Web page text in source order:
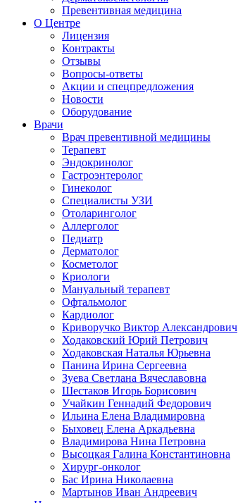
Превентивная медицина
О Центре
Лицензия
Контракты
Отзывы
Вопросы-ответы
Акции и спецпредложения
Новости
Оборудование
Врачи
Врач превентивной медицины
Терапевт
Эндокринолог
Гастроэнтеролог
Гинеколог
Специалисты УЗИ
Отоларинголог
Аллерголог
Педиатр
Дерматолог
Косметолог
Криологи
Мануальный терапевт
Офтальмолог
Кардиолог
Криворучко Виктор Александрович
Ходаковский Юрий Петрович
Ходаковская Наталья Юрьевна
Панина Ирина Сергеевна
Зуева Светлана Вячеславовна
Шестаков Игорь Борисович
Учайкин Геннадий Федорович
Ильина Елена Владимировна
Быховец Елена Аркадьевна
Владимирова Нина Петровна
Высоцкая Галина Константиновна
Хирург-онколог
Бас Ирина Николаевна
Мартынов Иван Андреевич